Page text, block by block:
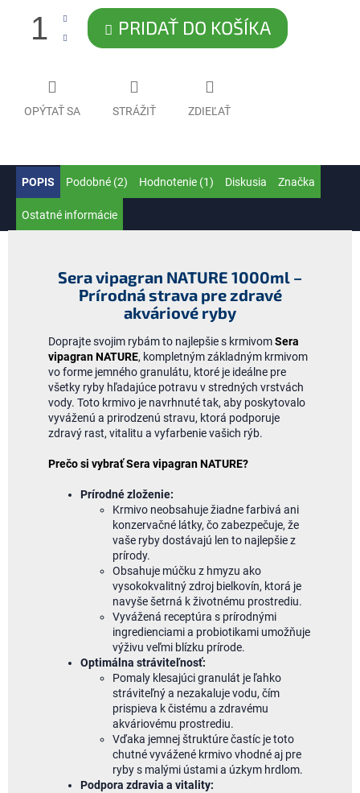
PRIDAŤ DO KOŠÍKA
OPÝTAŤ SA STRÁŽIŤ ZDIEĽAŤ
POPIS Podobné (2) Hodnotenie (1) Diskusia Značka
Ostatné informácie
Sera vipagran NATURE 1000ml –
Prírodná strava pre zdravé
akváriové ryby
Doprajte svojim rybám to najlepšie s krmivomSera
vipagran NATURE, kompletným základným krmivom
vo forme jemného granulátu, ktoré je ideálne pre
všetky ryby hľadajúce potravu v stredných vrstvách
vody. Toto krmivo je navrhnuté tak, aby poskytovalo
vyváženú a prirodzenú stravu, ktorá podporuje
zdravý rast, vitalitu a vyfarbenie vašich rýb.
Prečo si vybrať Sera vipagran NATURE?
Prírodné zloženie:
Krmivo neobsahuje žiadne farbivá ani
konzervačné látky, čo zabezpečuje, že
vaše ryby dostávajú len to najlepšie z
prírody.
Obsahuje múčku z hmyzu ako
vysokokvalitný zdroj bielkovín, ktorá je
navyše šetrná k životnému prostrediu.
Vyvážená receptúra s prírodnými
ingredienciami a probiotikami umožňuje
výživu veľmi blízku prírode.
Optimálna stráviteľnosť:
Pomaly klesajúci granulát je ľahko
stráviteľný a nezakaluje vodu, čím
prispieva k čistému a zdravému
akváriovému prostrediu.
Vďaka jemnej štruktúre častíc je toto
chutné vyvážené krmivo vhodné aj pre
ryby s malými ústami a úzkym hrdlom.
Podpora zdravia a vitality: